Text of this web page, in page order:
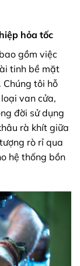
hỏa tốc
gồm việc
tinh bề mặt
tôi hỗ
van cửa,
đời sử dụng
rà khít giữa
rò rỉ qua
hệ thống bồn